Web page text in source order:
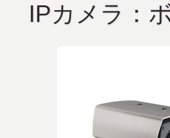
IPカメラ：